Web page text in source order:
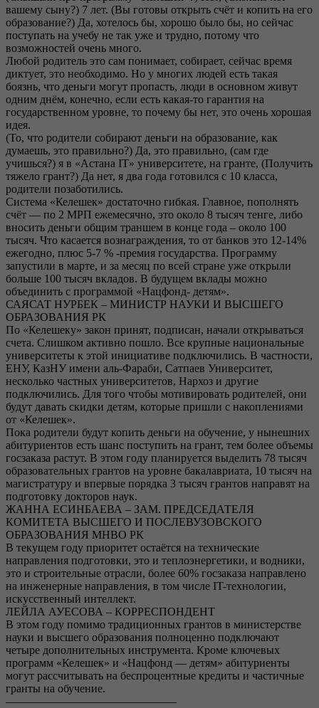
вашему сыну?) 7 лет. (Вы готовы открыть счёт и копить на его
образование?) Да, хотелось бы, хорошо было бы, но сейчас
поступать на учебу не так уже и трудно, потому что
возможностей очень много.
Любой родитель это сам понимает, собирает, сейчас время
диктует, это необходимо. Но у многих людей есть такая
боязнь, что деньги могут пропасть, люди в основном живут
одним днём, конечно, если есть какая-то гарантия на
государственном уровне, то почему бы нет, это очень хорошая
идея.
(То, что родители собирают деньги на образование, как
думаешь, это правильно?) Да, это правильно, (сам где
учишься?) я в «Астана IT» университете, на гранте, (Получить
тяжело грант?) Да нет, я два года готовился с 10 класса,
родители позаботились.
Система «Келешек» достаточно гибкая. Главное, пополнять
счёт — по 2 МРП ежемесячно, это около 8 тысяч тенге, либо
вносить деньги общим траншем в конце года – около 100
тысяч. Что касается вознаграждения, то от банков это 12-14%
ежегодно, плюс 5-7 % -премия государства. Программу
запустили в марте, и за месяц по всей стране уже открыли
больше 100 тысяч вкладов. В будущем вклады можно
объединить с программой «Нацфонд- детям».
САЯСАТ НУРБЕК – МИНИСТР НАУКИ И ВЫСШЕГО
ОБРАЗОВАНИЯ РК
По «Келешеку» закон принят, подписан, начали открываться
счета. Слишком активно пошло. Все крупные национальные
университеты к этой инициативе подключились. В частности,
ЕНУ, КазНУ имени аль-Фараби, Сатпаев Университет,
несколько частных университетов, Нархоз и другие
подключились. Для того чтобы мотивировать родителей, они
будут давать скидки детям, которые пришли с накоплениями
от «Келешек».
Пока родители будут копить деньги на обучение, у нынешних
абитуриентов есть шанс поступить на грант, тем более объемы
госзаказа растут. В этом году планируется выделить 78 тысяч
образовательных грантов на уровне бакалавриата, 10 тысяч на
магистратуру и впервые порядка 3 тысяч грантов направят на
подготовку докторов наук.
ЖАННА ЕСИНБАЕВА – ЗАМ. ПРЕДСЕДАТЕЛЯ
КОМИТЕТА ВЫСШЕГО И ПОСЛЕВУЗОВСКОГО
ОБРАЗОВАНИЯ МНВО РК
В текущем году приоритет остаётся на технические
направления подготовки, это и теплоэнергетики, и водники,
это и строительные отрасли, более 60% госзаказа направлено
на инженерные направления, в том числе IT-технологии,
искусственный интеллект.
ЛЕЙЛА АУЕСОВА – КОРРЕСПОНДЕНТ
В этом году помимо традиционных грантов в министерстве
науки и высшего образования полноценно подключают
четыре дополнительных инструмента. Кроме ключевых
программ «Келешек» и «Нацфонд — детям» абитуриенты
могут рассчитывать на беспроцентные кредиты и частичные
гранты на обучение.
———————————————